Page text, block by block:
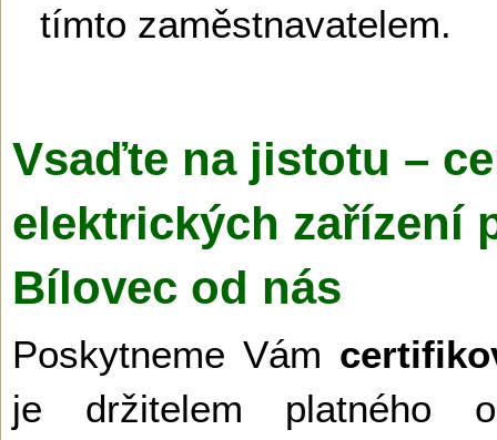
tímto zaměstnavatelem.
Vsaďte na jistotu –
elektrických zařízení
Bílovec od nás
Poskytneme Vám
je držitelem platného